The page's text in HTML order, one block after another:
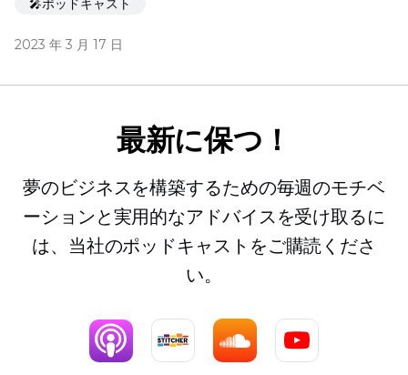
🎤ポッドキャスト
2023 年 3 月 17 日
最新に保つ！
夢のビジネスを構築するための毎週のモチベ
ーションと実用的なアドバイスを受け取るに
は、当社のポッドキャストをご購読くださ
い。